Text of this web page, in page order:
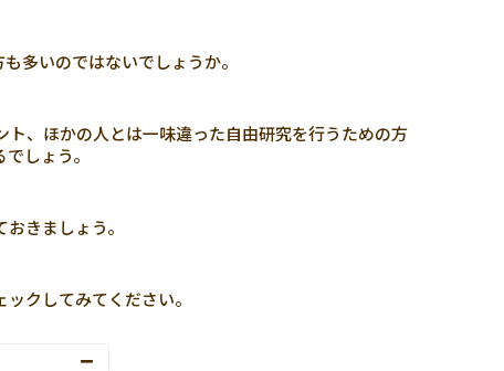
多いのではないでしょうか。
、ほかの人とは一味違った自由研究を行うための方
しょう。
きましょう。
クしてみてください。